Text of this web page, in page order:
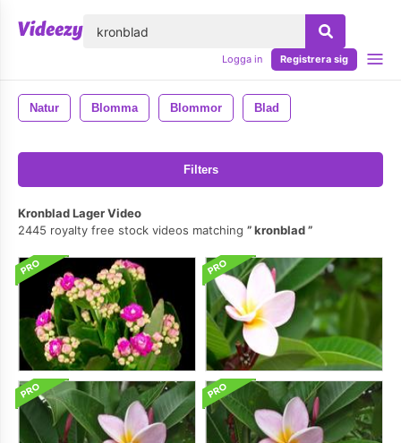
Logga in Registrera sig
Natur Blomma Blommor Blad
Filters
Kronblad Lager Video
2445 royalty free stock videos matching
kronblad